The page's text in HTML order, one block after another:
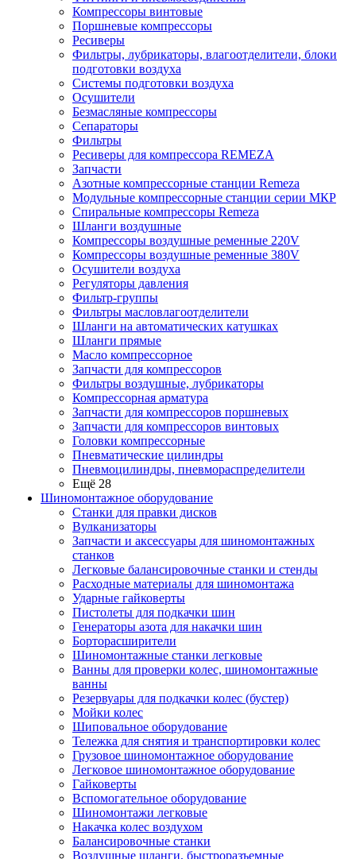
Компрессоры винтовые
Поршневые компрессоры
Ресиверы
Фильтры, лубрикаторы, влагоотделители, блоки
подготовки воздуха
Системы подготовки воздуха
Осушители
Безмасляные компрессоры
Сепараторы
Фильтры
Ресиверы для компрессора REMEZA
Запчасти
Азотные компрессорные станции Remeza
Модульные компрессорные станции серии МКР
Спиральные компрессоры Remeza
Шланги воздушные
Компрессоры воздушные ременные 220V
Компрессоры воздушные ременные 380V
Осушители воздуха
Регуляторы давления
Фильтр-группы
Фильтры масловлагоотделители
Шланги на автоматических катушках
Шланги прямые
Масло компрессорное
Запчасти для компрессоров
Фильтры воздушные, лубрикаторы
Компрессорная арматура
Запчасти для компрессоров поршневых
Запчасти для компрессоров винтовых
Головки компрессорные
Пневматические цилиндры
Пневмоцилиндры, пневмораспределители
Ещё 28
Шиномонтажное оборудование
Станки для правки дисков
Вулканизаторы
Запчасти и аксессуары для шиномонтажных
станков
Легковые балансировочные станки и стенды
Расходные материалы для шиномонтажа
Ударные гайковерты
Пистолеты для подкачки шин
Генераторы азота для накачки шин
Борторасширители
Шиномонтажные станки легковые
Ванны для проверки колес, шиномонтажные
ванны
Резервуары для подкачки колес (бустер)
Мойки колес
Шиповальное оборудование
Тележка для снятия и транспортировки колес
Грузовое шиномонтажное оборудование
Легковое шиномонтажное оборудование
Гайковерты
Вспомогательное оборудование
Шиномонтажи легковые
Накачка колес воздухом
Балансировочные станки
Воздушные шланги, быстроразъемные